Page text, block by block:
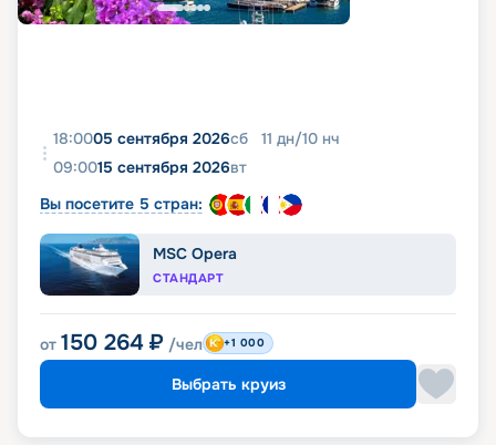
18:0005 сентября 2026сб 11 дн/10 нч
09:0015 сентября 2026вт
Вы посетите 5 стран:
MSC Opera
СТАНДАРТ
от 150 264 ₽ /чел +1 000
Выбрать круиз